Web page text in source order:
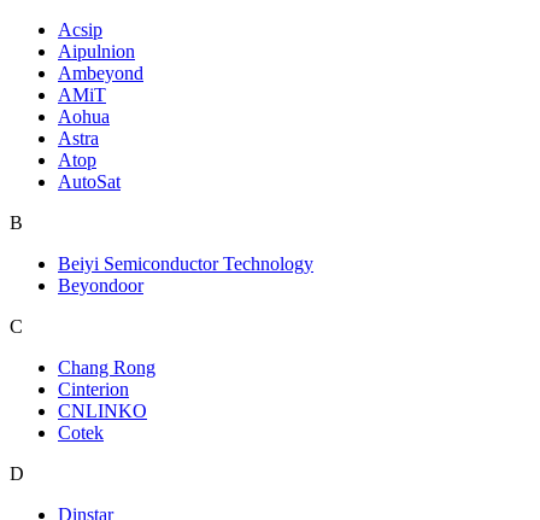
Acsip
Aipulnion
Ambeyond
AMiT
Aohua
Astra
Atop
AutoSat
B
Beiyi Semiconductor Technology
Beyondoor
C
Chang Rong
Cinterion
CNLINKO
Cotek
D
Dinstar